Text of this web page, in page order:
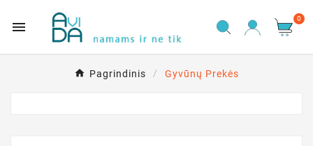

0
Pagrindinis Gyvūnų Prekės